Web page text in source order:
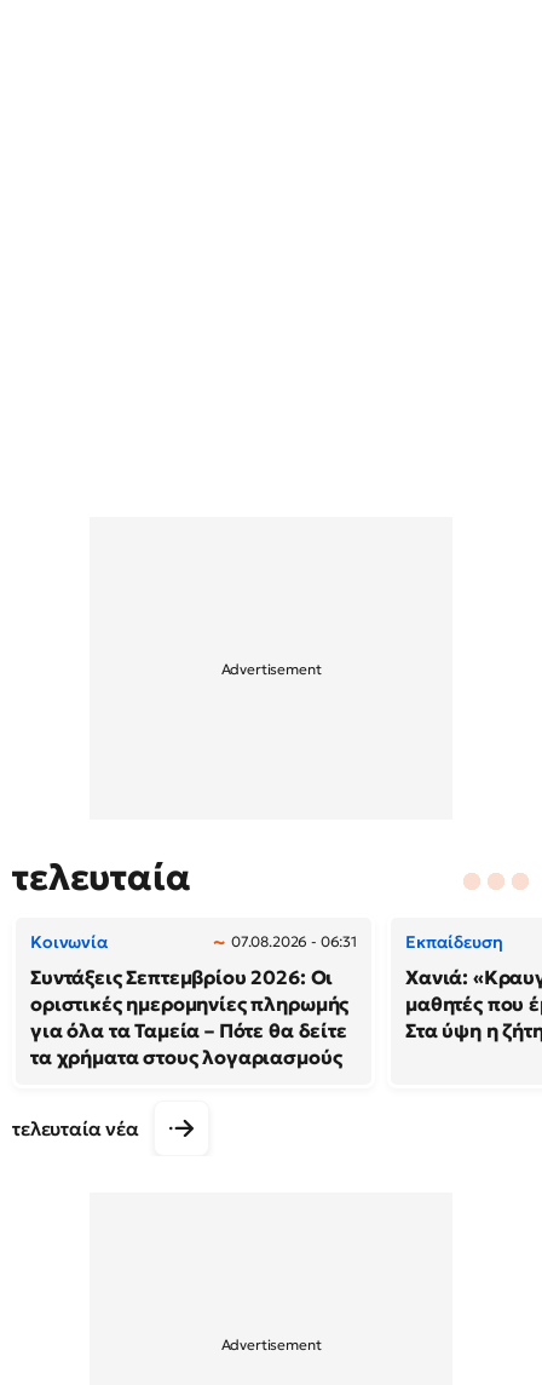
τελευταία
Κοινωνία 07.08.2026 - 06:31
Συντάξεις Σεπτεμβρίου 2026: Οι
οριστικές ημερομηνίες πληρωμής
για όλα τα Ταμεία – Πότε θα δείτε
τα χρήματα στους λογαριασμούς
Εκπαίδευση
Χανιά:
μαθητές που
Στα ύψη η
τελευταία νέα